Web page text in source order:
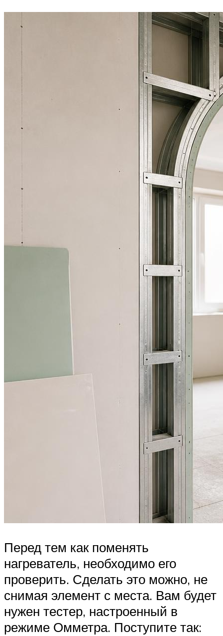
Перед тем как поменять
нагреватель, необходимо его
проверить. Сделать это можно, не
снимая элемент с места. Вам будет
нужен тестер, настроенный в
режиме Омметра. Поступите так: